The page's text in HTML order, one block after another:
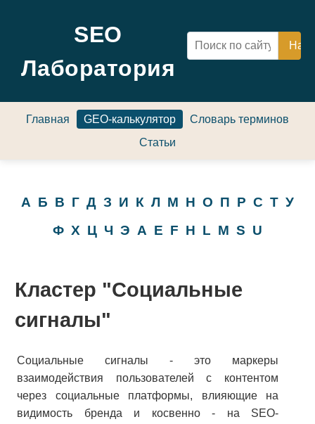
SEO
Лаборатория
Главная GEO-калькулятор
Словарь терминов
Статьи
А Б В Г Д З И К Л М Н О П Р С Т У
Ф Х Ц Ч Э A E F H L M S U
Кластер "Социальные
сигналы"
Социальные сигналы - это маркеры
взаимодействия пользователей с контентом
через социальные платформы, влияющие на
видимость бренда и косвенно - на SEO-